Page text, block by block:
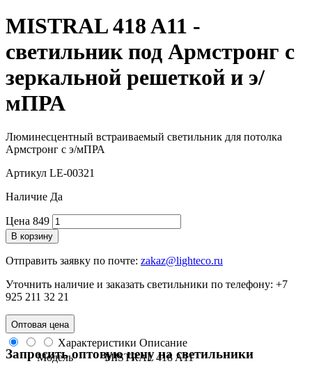
MISTRAL 418 A11 -
светильник под Армстронг с
зеркальной решеткой и э/
мПРА
Люминесцентный встраиваемый светильник для потолка
Армстронг с э/мПРА
Артикул LE-00321
Наличие Да
Цена 849
В корзину
Отправить заявку по почте: zakaz@lighteco.ru
Уточнить наличие и заказать светильники по телефону: +7
925 211 32 21
Оптовая цена
Запросить оптовую цену на светильники
Характеристики Описание
Модель
MISTRAL 418 A11